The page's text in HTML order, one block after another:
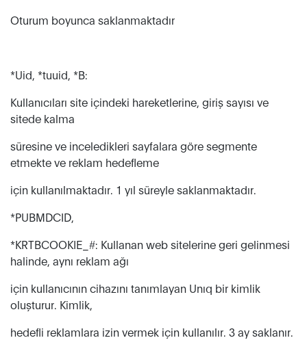
Oturum boyunca saklanmaktadır
*Uid, *tuuid, *B:
Kullanıcıları site içindeki hareketlerine, giriş sayısı ve
sitede kalma
süresine ve inceledikleri sayfalara göre segmente
etmekte ve reklam hedefleme
için kullanılmaktadır. 1 yıl süreyle saklanmaktadır.
*PUBMDCID,
*KRTBCOOKIE_#: Kullanan web sitelerine geri gelinmesi
halinde, aynı reklam ağı
için kullanıcının cihazını tanımlayan Unıq bir kimlik
oluşturur. Kimlik,
hedefli reklamlara izin vermek için kullanılır. 3 ay saklanır.